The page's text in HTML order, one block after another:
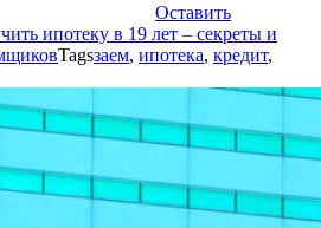
Оставить
ипотеку в 19 лет – секреты и
Tagsзаем, ипотека, кредит,